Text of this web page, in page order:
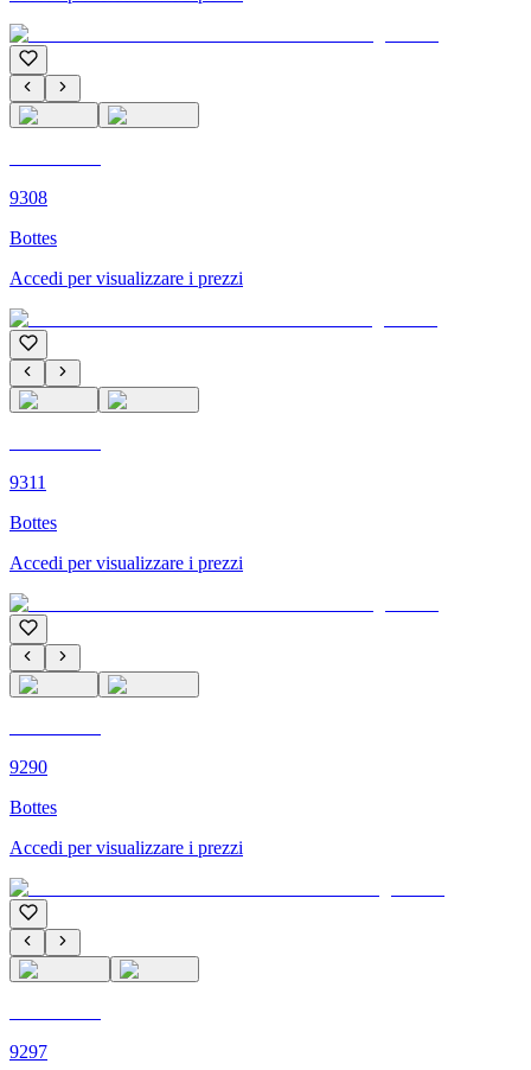
9308
Bottes
Accedi per visualizzare i prezzi
9311
Bottes
Accedi per visualizzare i prezzi
9290
Bottes
Accedi per visualizzare i prezzi
9297